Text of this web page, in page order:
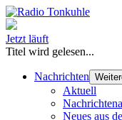
Jetzt läuft
Titel wird gelesen...
Nachrichten
Aktuell
Neues aus